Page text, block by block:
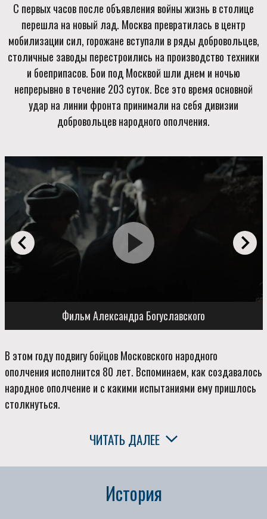
С первых часов после объявления войны жизнь в столице
перешла на новый лад. Москва превратилась в центр
мобилизации сил, горожане вступали в ряды добровольцев,
столичные заводы перестроились на производство техники
и боеприпасов. Бои под Москвой шли днем и ночью
непрерывно в течение 203 суток. Все это время основной
удар на линии фронта принимали на себя дивизии
добровольцев народного ополчения.
Фильм Александра Богуславского
В этом году подвигу бойцов Московского народного
ополчения исполнится 80 лет. Вспоминаем, как создавалось
народное ополчение и с какими испытаниями ему пришлось
столкнуться.
ЧИТАТЬ ДАЛЕЕ
История